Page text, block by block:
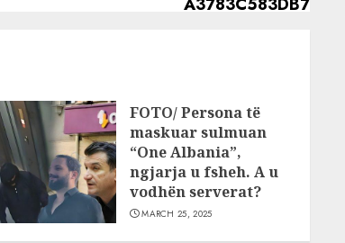
FOTO/ Persona të
maskuar sulmuan
“One Albania”,
ngjarja u fsheh. A u
vodhën serverat?
MARCH 25, 2025